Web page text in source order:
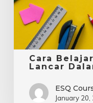
2
Minggu
Cara
Lancar
ESQ
January 20,